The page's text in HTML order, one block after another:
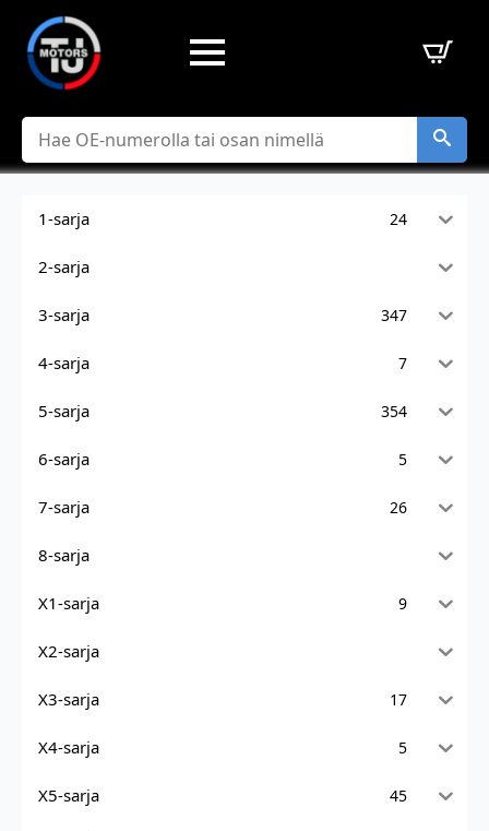
Hae
1-sarja 24
2-sarja
3-sarja 347
4-sarja 7
5-sarja 354
6-sarja 5
7-sarja 26
8-sarja
X1-sarja 9
X2-sarja
X3-sarja 17
X4-sarja 5
X5-sarja 45